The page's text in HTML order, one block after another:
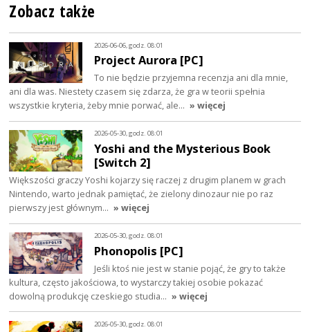
Zobacz także
2026-06-06, godz. 08:01
Project Aurora [PC]
To nie będzie przyjemna recenzja ani dla mnie,
ani dla was. Niestety czasem się zdarza, że gra w teorii spełnia
wszystkie kryteria, żeby mnie porwać, ale… » więcej
2026-05-30, godz. 08:01
Yoshi and the Mysterious Book
[Switch 2]
Większości graczy Yoshi kojarzy się raczej z drugim planem w grach
Nintendo, warto jednak pamiętać, że zielony dinozaur nie po raz
pierwszy jest głównym… » więcej
2026-05-30, godz. 08:01
Phonopolis [PC]
Jeśli ktoś nie jest w stanie pojąć, że gry to także
kultura, często jakościowa, to wystarczy takiej osobie pokazać
dowolną produkcję czeskiego studia… » więcej
2026-05-30, godz. 08:01